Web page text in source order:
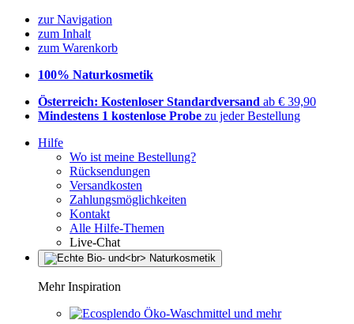
zur Navigation
zum Inhalt
zum Warenkorb
100% Naturkosmetik
Österreich: Kostenloser Standardversand ab € 39,90
Mindestens 1 kostenlose Probe zu jeder Bestellung
Hilfe
Wo ist meine Bestellung?
Rücksendungen
Versandkosten
Zahlungsmöglichkeiten
Kontakt
Alle Hilfe-Themen
Live-Chat
Mehr Inspiration
Öko-Waschmittel und mehr